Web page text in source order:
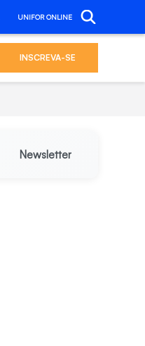
UNIFOR ONLINE
INSCREVA-SE
Newsletter